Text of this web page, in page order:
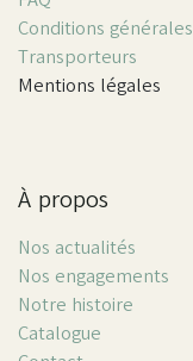
Conditions générales
Transporteurs
Mentions légales
À propos
Nos actualités
Nos engagements
Notre histoire
Catalogue